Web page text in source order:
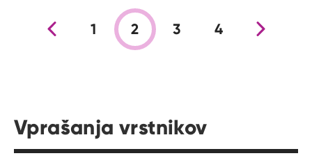
Prejšnja stran
1 2 3 4 Nova stran
Vprašanja vrstnikov